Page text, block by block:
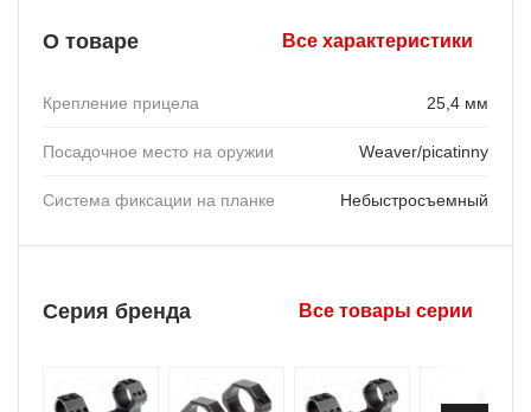
О товаре Все характеристики
Крепление прицела 25,4 мм
Посадочное место на оружии Weaver/picatinny
Система фиксации на планке Небыстросъемный
Серия бренда Все товары серии